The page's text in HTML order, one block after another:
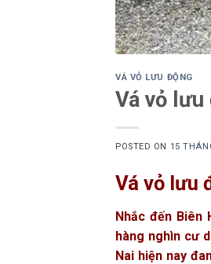
VÁ VỎ LƯU ĐỘNG
Vá vỏ lưu
POSTED ON 15
Vá vỏ lưu
Nhắc đến Biên
hàng nghìn cư
Nai hiện nay